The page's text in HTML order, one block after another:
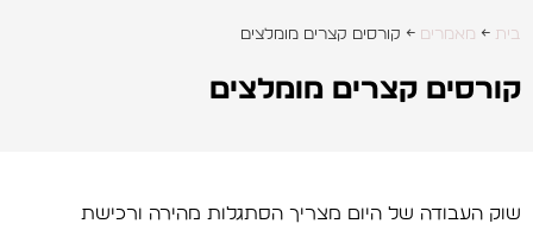
בית ← מאמרים ← קורסים קצרים מומלצים
קורסים קצרים מומלצים
שוק העבודה של היום מצריך הסתגלות מהירה ורכישת